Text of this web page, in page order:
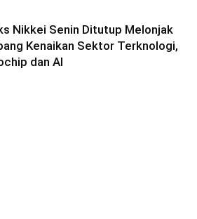
Nikkei Senin Ditutup Melonjak
Kenaikan Sektor Terknologi,
dan AI